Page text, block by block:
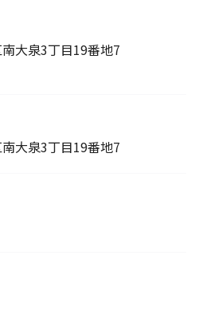
大泉3丁目19番地7
大泉3丁目19番地7